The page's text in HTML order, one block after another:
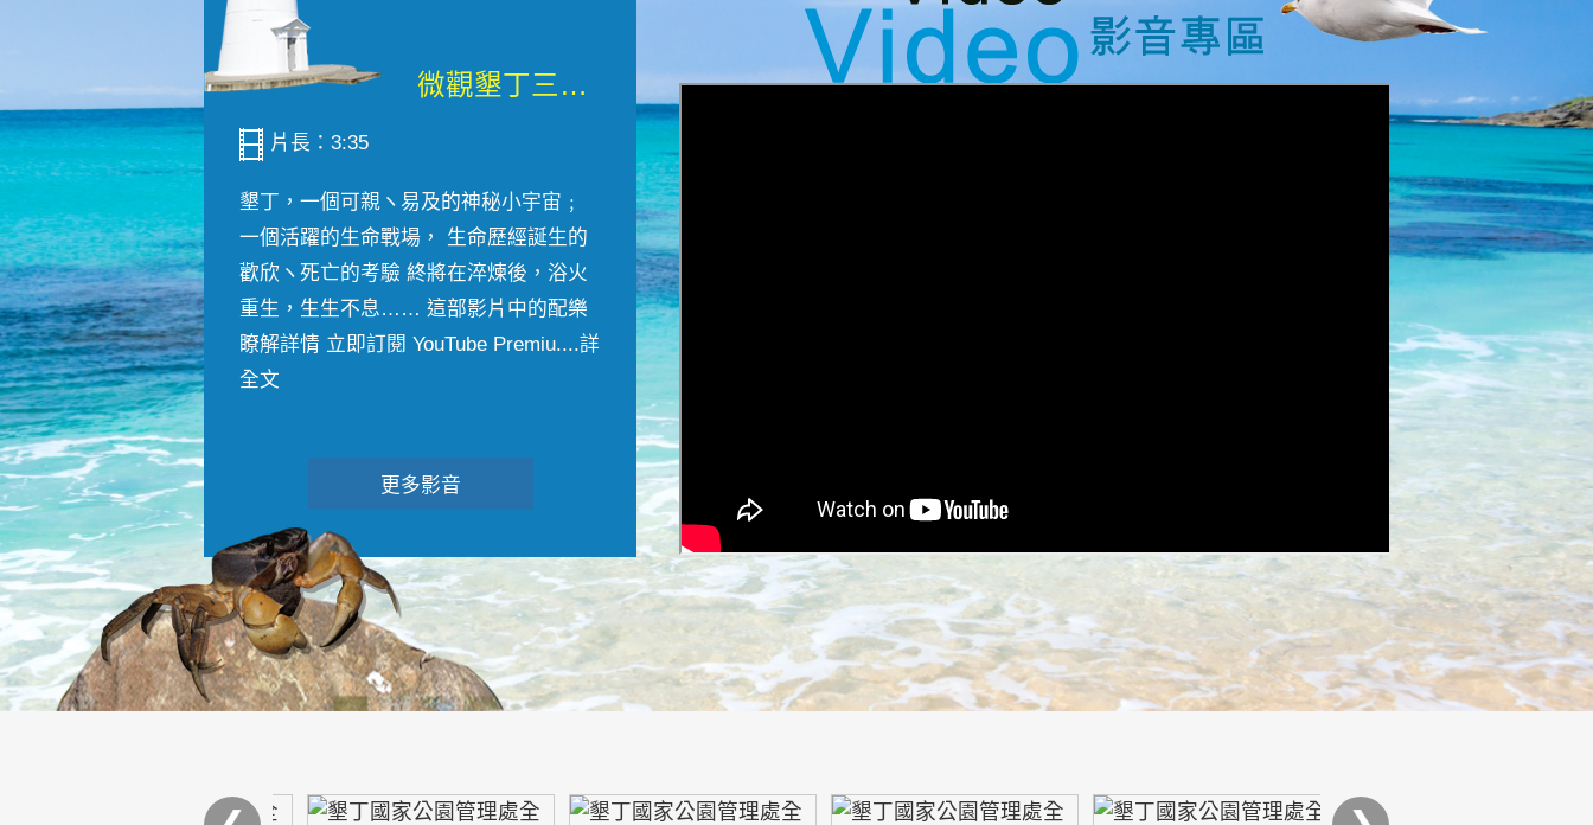
微觀墾丁三部曲 重生....
片長：3:35
墾丁，一個可親ヽ易及的神秘小宇宙﹔
一個活躍的生命戰場， 生命歷經誕生的
歡欣ヽ死亡的考驗 終將在淬煉後，浴火
重生，生生不息…… 這部影片中的配樂
瞭解詳情 立即訂閱 YouTube Premiu....詳
全文
更多影音